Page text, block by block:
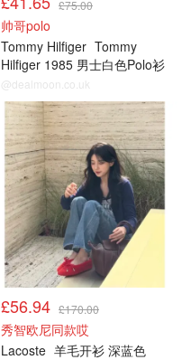
£75.00
帅哥polo
Tommy Hilfiger Tommy
Hilfiger 1985 男士白色Polo衫
@dealmoon.co.uk
£56.94 £170.00
秀智欧尼同款哎
Lacoste 羊毛开衫 深蓝色